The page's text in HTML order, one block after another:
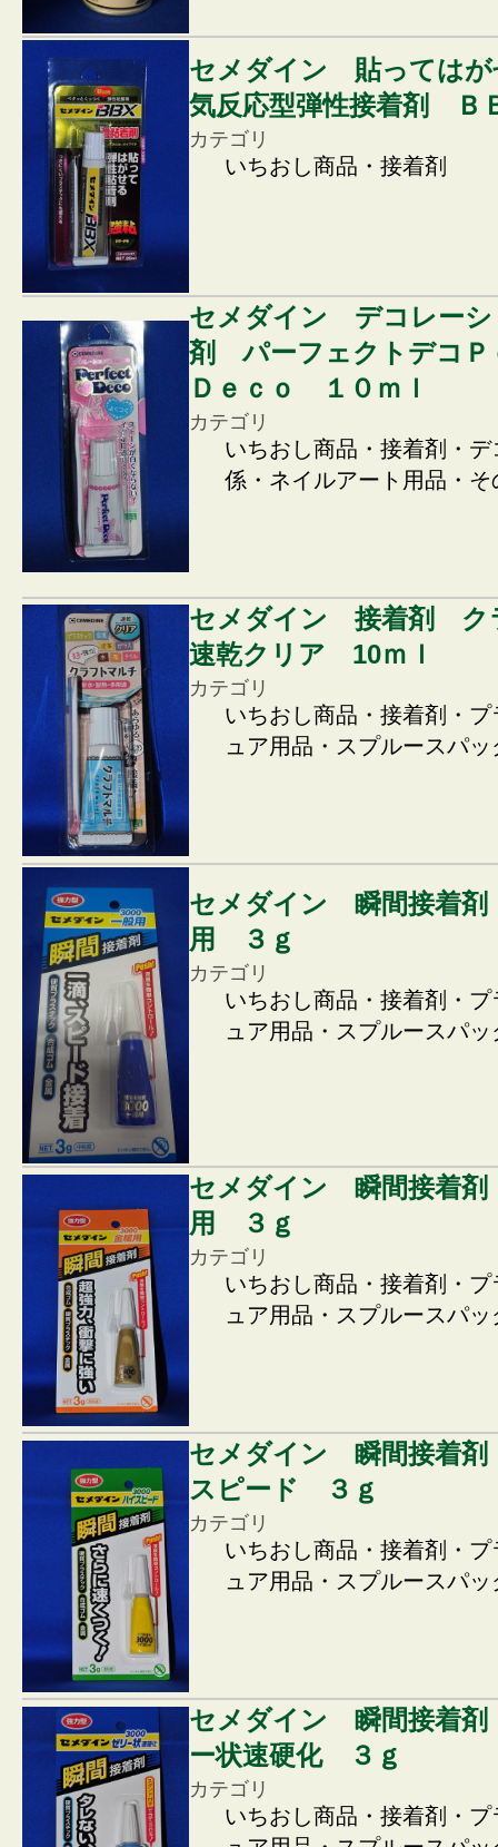
セメダイン 貼ってはが
気反応型弾性接着剤 Ｂ
カテゴリ
いちおし商品・接着剤
セメダイン デコレーシ
剤 パーフェクトデコ
Ｄｅｃｏ １０ｍｌ
カテゴリ
いちおし商品・接着剤・
係・ネイルアート用品・そ
セメダイン 接着剤
速乾クリア 10ｍｌ
カテゴリ
いちおし商品・接着剤・
ュア用品・スプルースパ
セメダイン 瞬間接着
用 ３ｇ
カテゴリ
いちおし商品・接着剤・
ュア用品・スプルースパ
セメダイン 瞬間接着
用 ３ｇ
カテゴリ
いちおし商品・接着剤・
ュア用品・スプルースパ
セメダイン 瞬間接着
スピード ３ｇ
カテゴリ
いちおし商品・接着剤・
ュア用品・スプルースパ
セメダイン 瞬間接着
ー状速硬化 ３ｇ
カテゴリ
いちおし商品・接着剤・